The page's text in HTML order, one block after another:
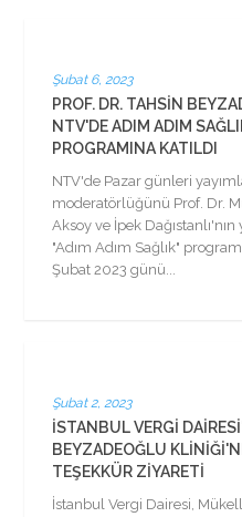
Şubat 6, 2023
PROF. DR. TAHSIN
NTV'DE ADIM ADIM
PROGRAMINA KATILDI
NTV'de Pazar günleri
moderatörlüğünü Prof. Dr.
Aksoy ve İpek Dağıstanlı'nın
"Adım Adım Sağlık"
Şubat 2023 günü...
Şubat 2, 2023
İSTANBUL VERGI
BEYZADEOĞLU
TEŞEKKÜR ZIYARETI
İstanbul Vergi Dairesi,